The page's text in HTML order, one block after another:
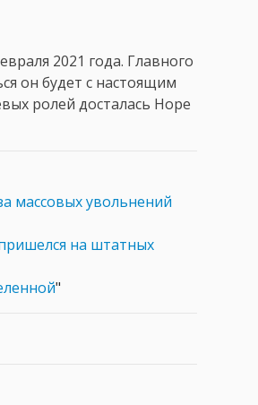
2021 года. Главного
он будет с настоящим
ролей досталась Норе
массовых увольнений
на штатных
"